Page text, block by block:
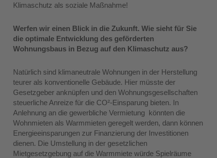
Klimaschutz als soziale Maßnahme!
Werfen wir einen Blick in die Zukunft. Wie sieht für Sie
die optimale Entwicklung des geförderten
Wohnungsbaus in Bezug auf den Klimaschutz aus?
Natürlich sind klimaneutrale Wohnungen in der Herstellung
teurer als konventionelle Gebäude. Hier müsste der
Gesetzgeber anknüpfen und den Wohnungsgesellschaften
steuerliche Anreize für die CO²-Einsparung bieten. In
Anlehnung an die gewerbliche Vermietung könnten die
Wohnmieten als Warmmieten geregelt werden, dann können
Energieeinsparungen zur Finanzierung der Investitionen
dienen. Die Umstellung in der gesetzlichen
Mietgesetzgebung auf die Warmmiete würde Spielräume